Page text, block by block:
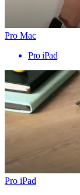
Pro Mac
Pro iPad
Pro iPad